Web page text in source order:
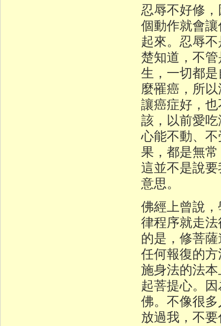
忍辱不好修
個動作就會
起來。忍辱
楚知道，不
生，一切都
麼罹癌，所
讓癌症好，
該，以前愛
心能不動、
果，都是無
這並不是說
意思。
佛經上曾說
律程序就走
的是，修菩
任何報復的
施身法的法
起菩提心。
佛。不像很
放過我，不